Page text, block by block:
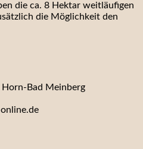
die ca. 8 Hektar weitläufigen
die Möglichkeit den
Bad Meinberg